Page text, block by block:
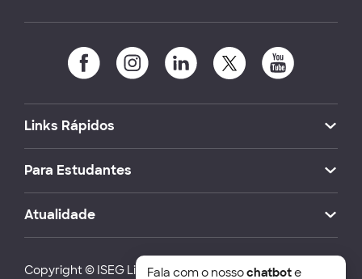
Links Rápidos
Para Estudantes
Atualidade
Copyright © ISEG Lisbon School of Economics and
Fala com o nossochatbote